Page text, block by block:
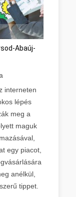
Abaúj-
interneten
lépés
meg a
maguk
egy piacot,
anélkül,
tippet.